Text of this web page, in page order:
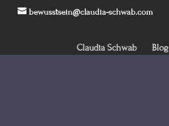
bewusstsein@claudia-schwab.com
Claudia Schwab Blog